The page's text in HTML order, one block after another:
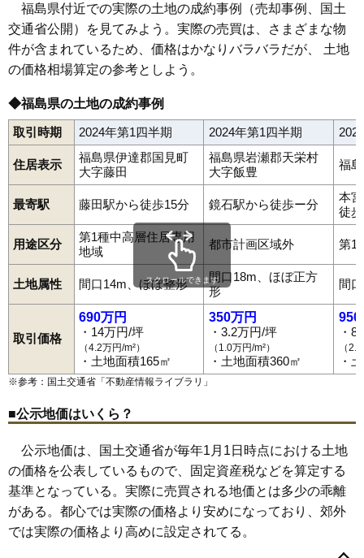
54 中島村 0.9万円 119万円 -46.9%
55 天栄村 0.9万円 129万円 -34.2%
56 只見町 0.8万円 72万円 -36.1%
福島県付近での実際の土地の成約事例（売却事例、国土
交通省公開）を見てみよう。実際の売買は、さまざまな物
件が含まれているため、価格はかなりバラバラだが、 土地
の価格相場算定の参考としよう。
◆福島県の土地の成約事例
取引時期 2024年第1四半期 2024年第1四半期
住居表示
福島県伊達郡国見町
大字藤田
福島県岩瀬郡天栄村
大字飯豊
福
最寄駅 藤田駅から徒歩15分 鏡石駅から徒歩ー分
本
徒
用途区分
第1種中高層住居専用
地域
都市計画区域外 第1
土地属性 間口14m、ほぼ整形
間口18m、ほぼ正方
形
間
取引価格
690万円
・14万円/坪
（4.2万円/m²）
・土地面積165㎡
350万円
・3.2万円/坪
（1.0万円/m²）
・土地面積360㎡
950
・
（
・
スクロールできます
※参考：国土交通省「不動産情報ライブラリ 」
■公示地価はいくら？
公示地価は、国土交通省が毎年1月1日時点における土地
の価格を公表しているもので、固定資産税などを算定する
基準となっている。実際に売買される地価とは多少の乖離
がある。都心では実際の価格より安めになっており、郊外
では実際の価格より高めに設定されてる。
福島市会津若松市郡山市いわき市白河市須賀川市